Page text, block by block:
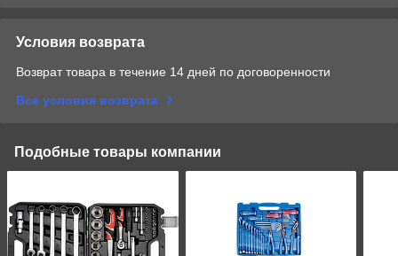
Условия возврата
Возврат товара в течение 14 дней по договоренности
Все условия возврата
Подобные товары компании